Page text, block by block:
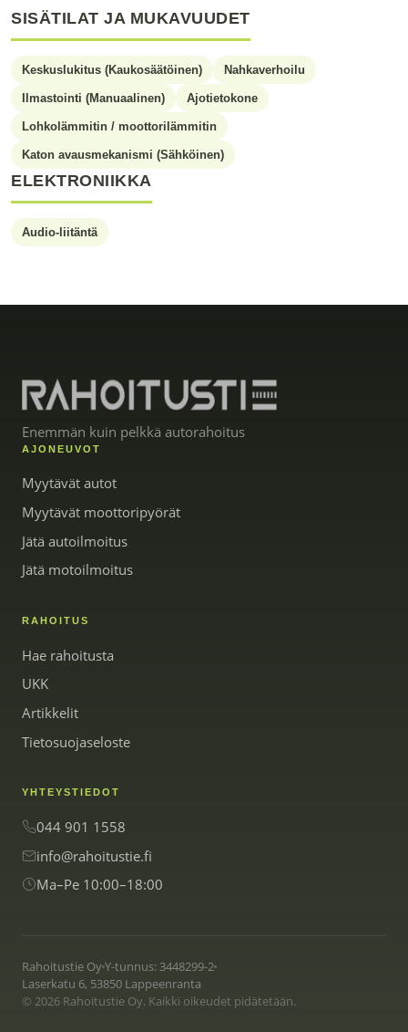
SISÄTILAT JA MUKAVUUDET
Keskuslukitus (Kaukosäätöinen) Nahkaverhoilu
Ilmastointi (Manuaalinen) Ajotietokone
Lohkolämmitin / moottorilämmitin
Katon avausmekanismi (Sähköinen)
ELEKTRONIIKKA
Audio-liitäntä
Enemmän kuin pelkkä autorahoitus
AJONEUVOT
Myytävät autot
Myytävät moottoripyörät
Jätä autoilmoitus
Jätä motoilmoitus
RAHOITUS
Hae rahoitusta
UKK
Artikkelit
Tietosuojaseloste
YHTEYSTIEDOT
044 901 1558
info@rahoitustie.fi
Ma–Pe 10:00–18:00
Rahoitustie OyY-tunnus: 3448299-2
Laserkatu 6, 53850 Lappeenranta
© 2026 Rahoitustie Oy. Kaikki oikeudet pidätetään.